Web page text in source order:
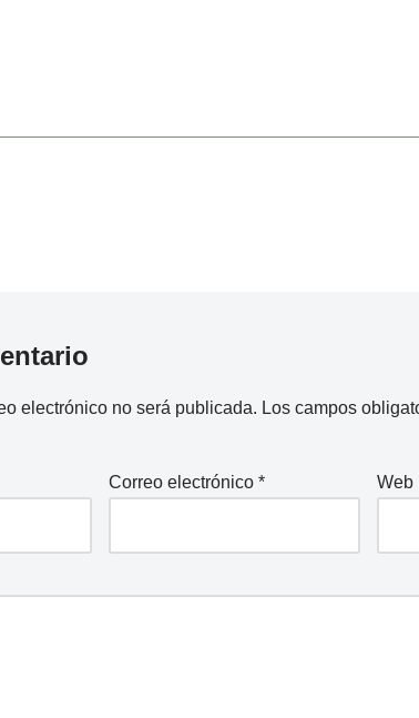
electrónico no será publicada. Los campos
Correo electrónico* Web